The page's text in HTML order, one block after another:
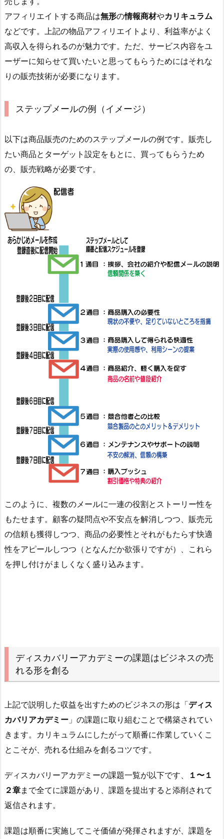
アフィリエイトする商品は無形の情報商材やカリキュラム
などです。上記の物品アフィリエイトより、利益率がよく
高収入を得られるのが魅力です。ただ、サービス内容をユ
ーザーに知らせて買いたいと思ってもらうためにはそれな
りの販売技術が必要になります。
ステップメールの例（イメージ）
以下は商品販売のためのステップメールの例です。販売し
たい商品とターゲット設定をもとに、買ってもらうため
の、販売戦略が必要です。
このように、複数のメールに一連の役割とストーリー性を
もたせます。顧客の疑問点や不安点を解消しつつ、販売元
の信頼も獲得しつつ、商品の必要性とそれがもたらす快適
性をアピールしつつ（となんだか欲張りですが）、これら
を押し付けがましくなく盛り込みます。
ディスカバリーアカデミーの課題はビジネスの売
れる形を創る
上記で説明した収益を出すためのビジネスの形は「ディス
カバリアカデミー 」の課題に取り組むことで構築されてい
きます。カリキュラムにしたがって順番に作業していくこ
とこそが、売れる仕組みを創るコツです。
ディスカバリーアカデミーの課題一覧が以下です、
１〜１
２章まで全てに課題があり、課題を提出すると添削されて
返信されます。
課題は順番に実施してこそ価値が発揮されますが、課題を